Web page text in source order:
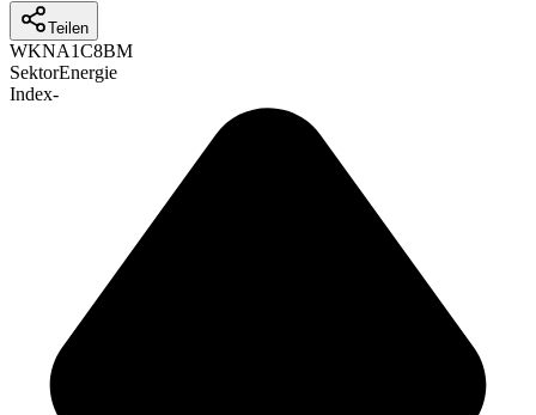
Teilen
WKNA1C8BM
SektorEnergie
Index-